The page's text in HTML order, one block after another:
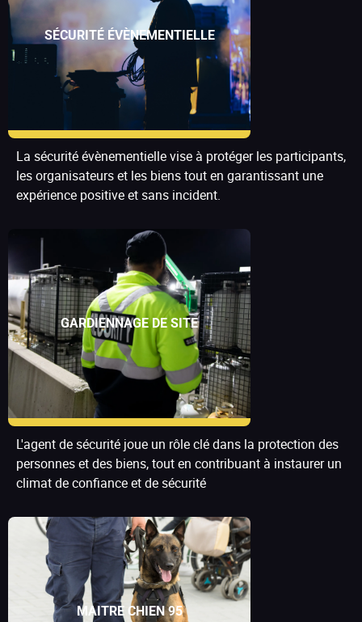
SÉCURITÉ ÉVÈNEMENTIELLE
La sécurité évènementielle vise à protéger les participants,
les organisateurs et les biens tout en garantissant une
expérience positive et sans incident.
GARDIENNAGE DE SITE
L'agent de sécurité joue un rôle clé dans la protection des
personnes et des biens, tout en contribuant à instaurer un
climat de confiance et de sécurité
MAITRE CHIEN 95